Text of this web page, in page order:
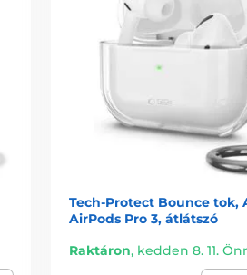
Tech-Protect Bounce tok,
AirPods Pro 3, átlátszó
Raktáron, kedden 8. 11.